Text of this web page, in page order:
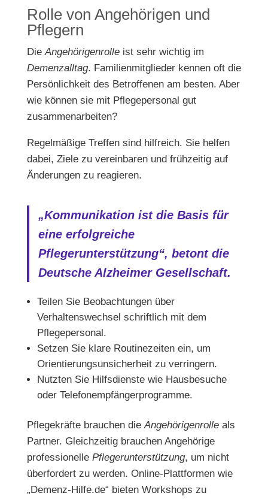
Rolle von Angehörigen und
Pflegern
Die Angehörigenrolleist sehr wichtig im
Demenzalltag. Familienmitglieder kennen oft die
Persönlichkeit des Betroffenen am besten. Aber
wie können sie mit Pflegepersonal gut
zusammenarbeiten?
Regelmäßige Treffen sind hilfreich. Sie helfen
dabei, Ziele zu vereinbaren und frühzeitig auf
Änderungen zu reagieren.
„Kommunikation ist die Basis für
eine erfolgreiche
Pflegerunterstützung“, betont die
Deutsche Alzheimer Gesellschaft.
Teilen Sie Beobachtungen über
Verhaltenswechsel schriftlich mit dem
Pflegepersonal.
Setzen Sie klare Routinezeiten ein, um
Orientierungsunsicherheit zu verringern.
Nutzten Sie Hilfsdienste wie Hausbesuche
oder Telefonempfängerprogramme.
Pflegekräfte brauchen die Angehörigenrolleals
Partner. Gleichzeitig brauchen Angehörige
professionelle Pflegerunterstützung, um nicht
überfordert zu werden. Online-Plattformen wie
„Demenz-Hilfe.de“ bieten Workshops zu